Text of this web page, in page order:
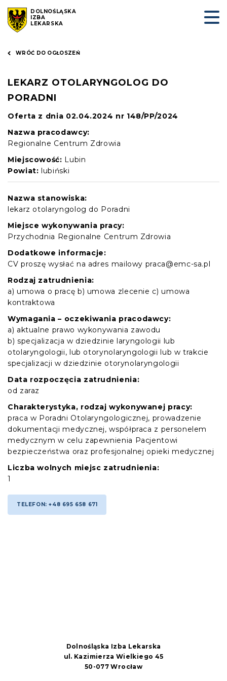
DOLNOŚLĄSKA
IZBA
LEKARSKA
WRÓĆ DO OGŁOSZEŃ
LEKARZ OTOLARYNGOLOG DO
PORADNI
Oferta z dnia 02.04.2024 nr 148/PP/2024
Nazwa pracodawcy:
Regionalne Centrum Zdrowia
Miejscowość: Lubin
Powiat: lubiński
Nazwa stanowiska:
lekarz otolaryngolog do Poradni
Miejsce wykonywania pracy:
Przychodnia Regionalne Centrum Zdrowia
Dodatkowe informacje:
CV proszę wysłać na adres mailowy praca@emc-sa.pl
Rodzaj zatrudnienia:
a) umowa o pracę b) umowa zlecenie c) umowa
kontraktowa
Wymagania – oczekiwania pracodawcy:
a) aktualne prawo wykonywania zawodu
b) specjalizacja w dziedzinie laryngologii lub
otolaryngologii, lub otorynolaryngologii lub w trakcie
specjalizacji w dziedzinie otorynolaryngologii
Data rozpoczęcia zatrudnienia:
od zaraz
Charakterystyka, rodzaj wykonywanej pracy:
praca w Poradni Otolaryngologicznej, prowadzenie
dokumentacji medycznej, współpraca z personelem
medycznym w celu zapewnienia Pacjentowi
bezpieczeństwa oraz profesjonalnej opieki medycznej
Liczba wolnych miejsc zatrudnienia:
1
TELEFON: +48 695 658 671
Dolnośląska Izba Lekarska
ul. Kazimierza Wielkiego 45
50-077 Wrocław